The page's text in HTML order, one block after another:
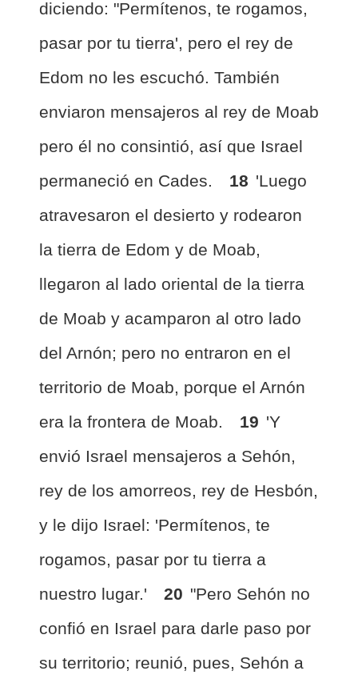
diciendo: "Permítenos, te rogamos,
pasar por tu tierra', pero el rey de
Edom no les escuchó. También
enviaron mensajeros al rey de Moab
pero él no consintió, así que Israel
permaneció en Cades.
18 'Luego
atravesaron el desierto y rodearon
la tierra de Edom y de Moab,
llegaron al lado oriental de la tierra
de Moab y acamparon al otro lado
del Arnón; pero no entraron en el
territorio de Moab, porque el Arnón
era la frontera de Moab.
19 'Y
envió Israel mensajeros a Sehón,
rey de los amorreos, rey de Hesbón,
y le dijo Israel: 'Permítenos, te
rogamos, pasar por tu tierra a
nuestro lugar.'
20 "Pero Sehón no
confió en Israel para darle paso por
su territorio; reunió, pues, Sehón a